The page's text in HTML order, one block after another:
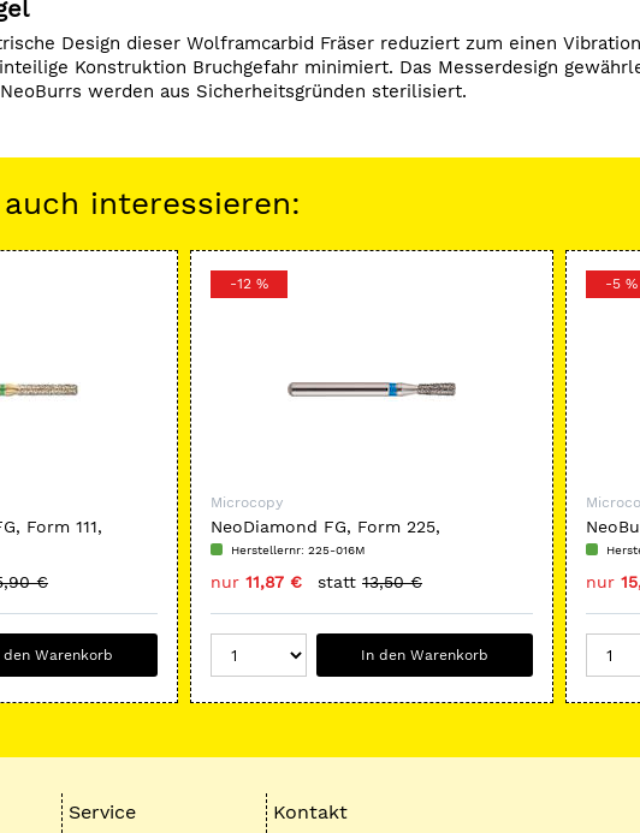
Design dieser Wolframcarbid Fräser reduziert zum einen
Konstruktion Bruchgefahr minimiert. Das Messerdesign
werden aus Sicherheitsgründen sterilisiert.
interessieren:
Form 111,
€
den Warenkorb
-12 %
Microcopy
NeoDiamond FG, Form 225,
umgekehrter Kegel
Herstellernr: 225-016M
nur 11,87 € statt 13,50 €
In den Warenkorb
-5 %
nur
Service Kontakt